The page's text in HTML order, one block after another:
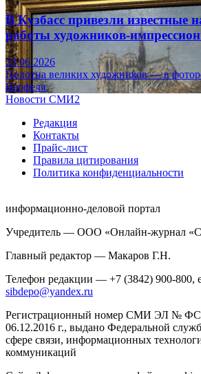
В Кузбасс привезли известные
работы художников-
23.06.2026
Полотна великих художников — в
Верфеля.
Новости СМИ2
Редакция
Контакты
Прайс-лист
Правила цитирования
Политика конфиденциальности
информационно-деловой портал
Учредитель — ООО «Онлайн-журнал
Главный редактор — Макаров Г.Н.
Телефон редакции — +7 (3842) 900-800,
sibdepo@yandex.ru
Регистрационный номер СМИ ЭЛ № ФС
06.12.2016 г., выдано Федеральной
сфере связи, информационных
коммуникаций